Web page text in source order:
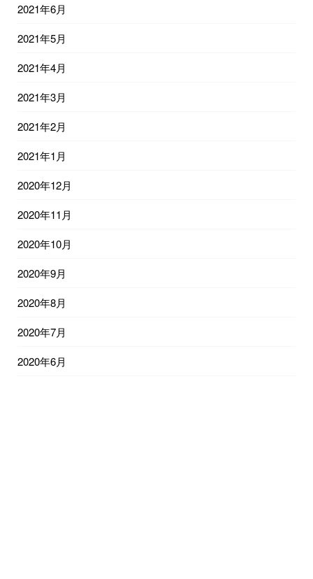
2021年6月
2021年5月
2021年4月
2021年3月
2021年2月
2021年1月
2020年12月
2020年11月
2020年10月
2020年9月
2020年8月
2020年7月
2020年6月